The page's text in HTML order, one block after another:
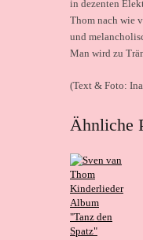
in dezenten
Thom nach wie
und
Man wird zu
(Text & Foto:
Ähnliche